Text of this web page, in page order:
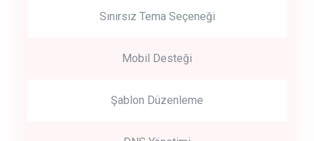
Sınırsız Tema Seçeneği
Mobil Desteği
Şablon Düzenleme